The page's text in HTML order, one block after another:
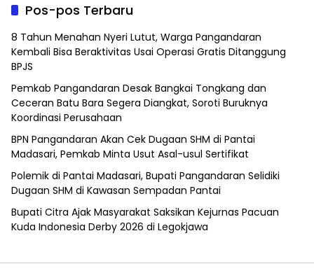
Pos-pos Terbaru
8 Tahun Menahan Nyeri Lutut, Warga Pangandaran
Kembali Bisa Beraktivitas Usai Operasi Gratis Ditanggung
BPJS
Pemkab Pangandaran Desak Bangkai Tongkang dan
Ceceran Batu Bara Segera Diangkat, Soroti Buruknya
Koordinasi Perusahaan
BPN Pangandaran Akan Cek Dugaan SHM di Pantai
Madasari, Pemkab Minta Usut Asal-usul Sertifikat
Polemik di Pantai Madasari, Bupati Pangandaran Selidiki
Dugaan SHM di Kawasan Sempadan Pantai
Bupati Citra Ajak Masyarakat Saksikan Kejurnas Pacuan
Kuda Indonesia Derby 2026 di Legokjawa